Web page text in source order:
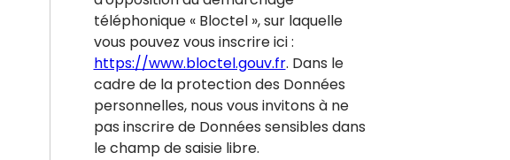
téléphonique « Bloctel », sur laquelle
vous pouvez vous inscrire ici :
https://www.bloctel.gouv.fr. Dans le
cadre de la protection des Données
personnelles, nous vous invitons à ne
pas inscrire de Données sensibles dans
le champ de saisie libre.